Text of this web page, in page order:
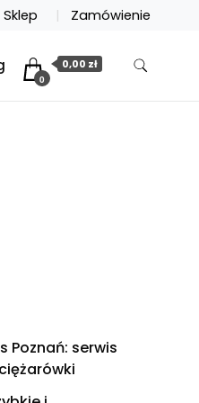
Sklep Zamówienie
0
0,00 zł
Poznań: serwis